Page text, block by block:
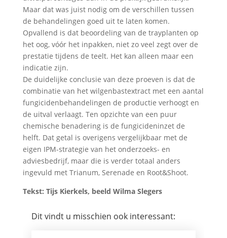
Maar dat was juist nodig om de verschillen tussen
de behandelingen goed uit te laten komen.
Opvallend is dat beoordeling van de trayplanten op
het oog, vóór het inpakken, niet zo veel zegt over de
prestatie tijdens de teelt. Het kan alleen maar een
indicatie zijn.
De duidelijke conclusie van deze proeven is dat de
combinatie van het wilgenbastextract met een aantal
fungicidenbehandelingen de productie verhoogt en
de uitval verlaagt. Ten opzichte van een puur
chemische benadering is de fungicideninzet de
helft. Dat getal is overigens vergelijkbaar met de
eigen IPM-strategie van het onderzoeks- en
adviesbedrijf, maar die is verder totaal anders
ingevuld met Trianum, Serenade en Root&Shoot.
Tekst: Tijs Kierkels, beeld Wilma Slegers
Dit vindt u misschien ook interessant: